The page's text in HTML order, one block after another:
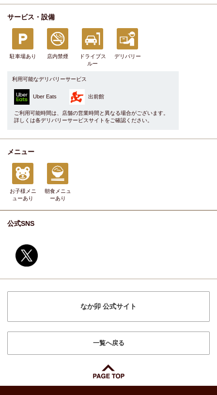
サービス・設備
駐車場あり 店内禁煙
ドライブス
ルー
デリバリー
利用可能なデリバリーサービス
Uber Eats 出前館
ご利用可能時間は、店舗の営業時間と異なる場合がございます。
詳しくは各デリバリーサービスサイトをご確認ください。
メニュー
お子様メニ
ューあり
朝食メニュ
ーあり
公式SNS
なか卯 公式サイト
一覧へ戻る